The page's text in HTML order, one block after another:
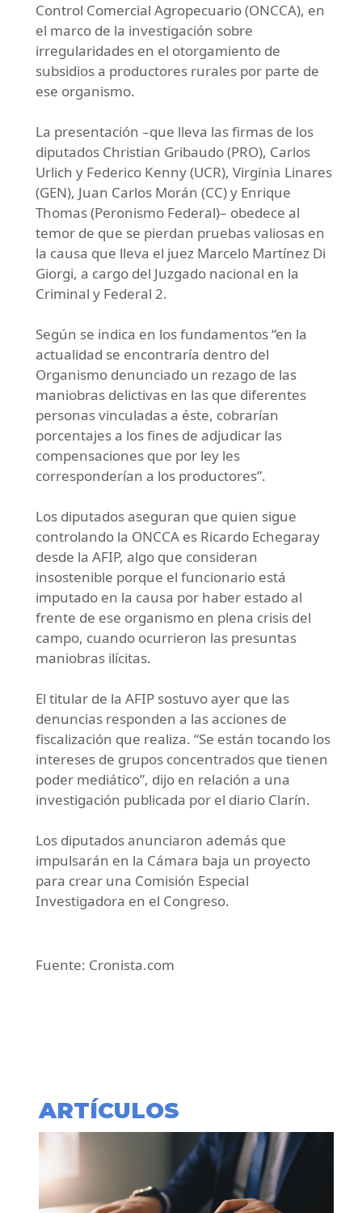
Control Comercial Agropecuario (ONCCA), en
el marco de la investigación sobre
irregularidades en el otorgamiento de
subsidios a productores rurales por parte de
ese organismo.
La presentación –que lleva las firmas de los
diputados Christian Gribaudo (PRO), Carlos
Urlich y Federico Kenny (UCR), Virginia Linares
(GEN), Juan Carlos Morán (CC) y Enrique
Thomas (Peronismo Federal)– obedece al
temor de que se pierdan pruebas valiosas en
la causa que lleva el juez Marcelo Martínez Di
Giorgi, a cargo del Juzgado nacional en la
Criminal y Federal 2.
Según se indica en los fundamentos “en la
actualidad se encontraría dentro del
Organismo denunciado un rezago de las
maniobras delictivas en las que diferentes
personas vinculadas a éste, cobrarían
porcentajes a los fines de adjudicar las
compensaciones que por ley les
corresponderían a los productores”.
Los diputados aseguran que quien sigue
controlando la ONCCA es Ricardo Echegaray
desde la AFIP, algo que consideran
insostenible porque el funcionario está
imputado en la causa por haber estado al
frente de ese organismo en plena crisis del
campo, cuando ocurrieron las presuntas
maniobras ilícitas.
El titular de la AFIP sostuvo ayer que las
denuncias responden a las acciones de
fiscalización que realiza. “Se están tocando los
intereses de grupos concentrados que tienen
poder mediático”, dijo en relación a una
investigación publicada por el diario Clarín.
Los diputados anunciaron además que
impulsarán en la Cámara baja un proyecto
para crear una Comisión Especial
Investigadora en el Congreso.
Fuente: Cronista.com
ARTÍCULOS